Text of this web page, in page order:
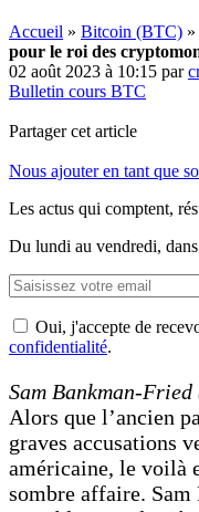
Accueil » Bitcoin (BTC) »
pour le roi des
02 août 2023 à 10:15 par
Bulletin cours BTC
Partager cet article
Nous ajouter en tant que
Les actus qui comptent,
Du lundi au vendredi,
Oui, j'accepte de
confidentialité.
Sam Bankman-
Alors que l’ancien
graves accusations
américaine, le voilà
sombre affaire.